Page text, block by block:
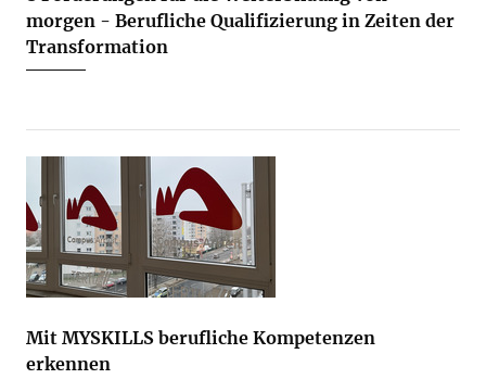
morgen - Berufliche Qualifizierung in Zeiten der
Transformation
Mit MYSKILLS berufliche Kompetenzen
erkennen